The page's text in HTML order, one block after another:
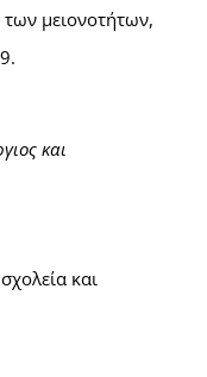
των μειονοτήτων,
και
και